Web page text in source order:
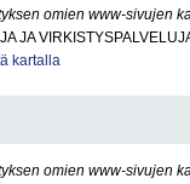
omien www-sivujen
JA
kartalla
omien www-sivujen